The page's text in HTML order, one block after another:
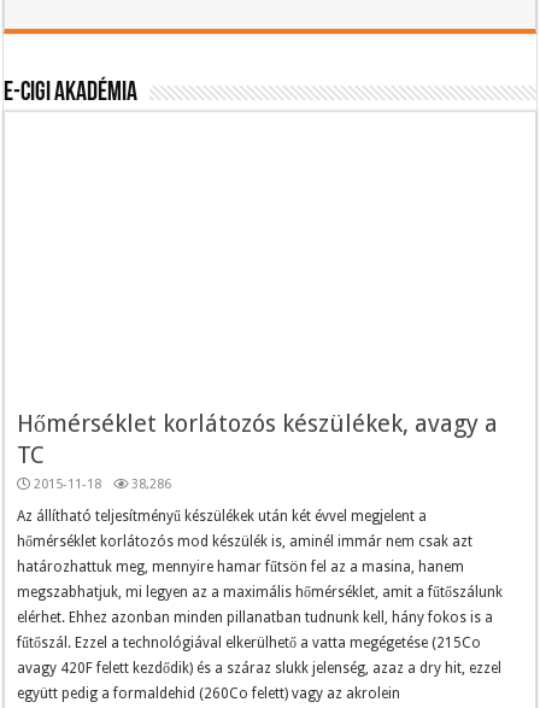
E-cigi akadémia
Hőmérséklet korlátozós készülékek, avagy a
TC
2015-11-18 38,286
Az állítható teljesítményű készülékek után két évvel megjelent a
hőmérséklet korlátozós mod készülék is, aminél immár nem csak azt
határozhattuk meg, mennyire hamar fűtsön fel az a masina, hanem
megszabhatjuk, mi legyen az a maximális hőmérséklet, amit a fűtőszálunk
elérhet. Ehhez azonban minden pillanatban tudnunk kell, hány fokos is a
fűtőszál. Ezzel a technológiával elkerülhető a vatta megégetése (215Co
avagy 420F felett kezdődik) és a száraz slukk jelenség, azaz a dry hit, ezzel
együtt pedig a formaldehid (260Co felett) vagy az akrolein